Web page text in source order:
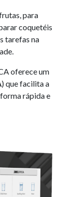
para
coquetéis
tarefas na
oferece um
) que facilita a
rápida e